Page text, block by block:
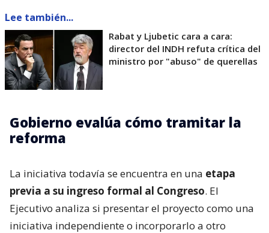
Lee también...
Rabat y Ljubetic cara a cara:
director del INDH refuta crítica del
ministro por "abuso" de querellas
Gobierno evalúa cómo tramitar la
reforma
La iniciativa todavía se encuentra en una etapa
previa a su ingreso formal al Congreso. El
Ejecutivo analiza si presentar el proyecto como una
iniciativa independiente o incorporarlo a otro